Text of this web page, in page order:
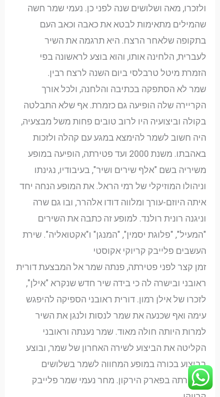
ולזכרו, מאה ושלושים שנה לפני כן. נעמי שמר חשה
שהמילים מתאימות לבטא את כאבה וכאב העם
בתקופה שלאחר הרצח. היא תרגמה את השיר
לעברית, הלחינה אותו, והוא בוצע לראשונה בפי
הזמרת מיטל טרבלסי ביום השנה לרצח רבין.
שמר לא הסתפקה בכתיבה והלחנה, ולכל אורך
הקריירה שלה הופיעה גם כזמרת. אף שלא התבלטה
בקולה וביצועיה היו לרוב טובים פחות משל מבצעיה,
היה חשוב לשמר להימצא במגע עם קהלה ולזכות
באהבתו. משנת 2000 ועד פטירתה, הופיעה במופע
משיריה בשם "אלף שירים ושיר", בעיבודיו, נגינתו
וניהולו המוזיקלי של רמי הראל. את המופע הנחה יחד
איתה היוזם-עורך ומלווה דודו אלהרר, ובו גם שרה
וניגנה רונית רולנד. למופע זה כתבה את השירים
"המעיל", "פלוגת יסמין", "המנגן" ו"אקטואליה". שירת
העשבים פלייבק קריוקי אקוסטי
זמן קצר לפני פטירתה, פנתה שמר אל המבצעת דורית
ראובני ובישרה לה כי בידה שיר חדש שנקרא "אילן",
לזכרו של אילן רמון. דורית ראובני הספיקה להיפגש
עימה ואף שכנעה את שמר לנסות ולנגן את השיר
למרות היותה חולה מאוד. שמר נענתה וראובני
הקליטה את הביצוע לשירה האחרון של שמר, ובוצע
בביצוע בכורה במופע המחווה לשמר בשלושים
לפטירתה בפארק הירקון. מחר נעמי שמר פלייבק